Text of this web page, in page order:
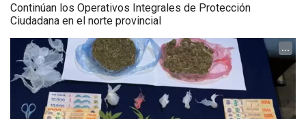
Continúan los Operativos Integrales de Protección
Ciudadana en el norte provincial
...